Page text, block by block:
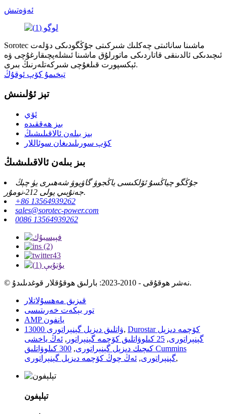
ئەۋەتىش
Sorotec ماشىنا سانائىتى چەكلىك شىركىتى جۇڭگودىكى دۆلەت
ئىچىدىكى ئالدىنقى قاتاردىكى ماتورلۇق ماشىنا ئىشلەپچىقارغۇچى ۋە
ئېكسپورت قىلغۇچى شىركەتلەرنىڭ بىرى.
تېخىمۇ كۆپ ئوقۇڭ
تېز ئۇلىنىش
ئۆي
بىز ھەققىدە
بىز بىلەن ئالاقىلىشىڭ
كۆپ سورىلىدىغان سوئاللار
بىز بىلەن ئالاقىلىشىڭ
جۇڭگو چياڭسۇ ئۆلكىسى ياڭجوۋ گاۋيوۋ شەھىرى يۈ چېڭ
جەنۇبىي يولى 212-نومۇر.
+86 13564939262
sales@sorotec-power.com
0086 13564939262
© نەشر ھوقۇقى - 2010-2023: بارلىق ھوقۇقلار قوغدىلىدۇ.
قىزىق مەھسۇلاتلار
تور بېكەت خەرىتىسى
AMP يانفون
13000 ۋاتلىق دىزېل گېنېراتورى, Durostar كۆچمە دىزېل
گېنېراتورى, 25 كىلوۋاتلىق كۆچمە گېنېراتور , ئەڭ ياخشى
كىچىك دىزېل گېنېراتورى,
300 كىلوۋاتلىق Cummins
گېنېراتورى, ئەڭ چوڭ كۆچمە دىزېل گېنېراتورى ,
تېلېفون